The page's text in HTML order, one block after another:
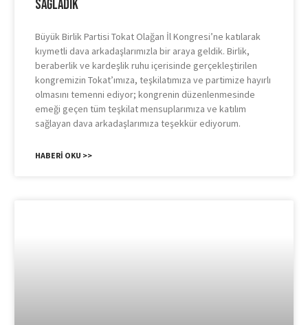
Sağladık
Büyük Birlik Partisi Tokat Olağan İl Kongresi’ne katılarak
kıymetli dava arkadaşlarımızla bir araya geldik. Birlik,
beraberlik ve kardeşlik ruhu içerisinde gerçekleştirilen
kongremizin Tokat’ımıza, teşkilatımıza ve partimize hayırlı
olmasını temenni ediyor; kongrenin düzenlenmesinde
emeği geçen tüm teşkilat mensuplarımıza ve katılım
sağlayan dava arkadaşlarımıza teşekkür ediyorum.
HABERI OKU >>